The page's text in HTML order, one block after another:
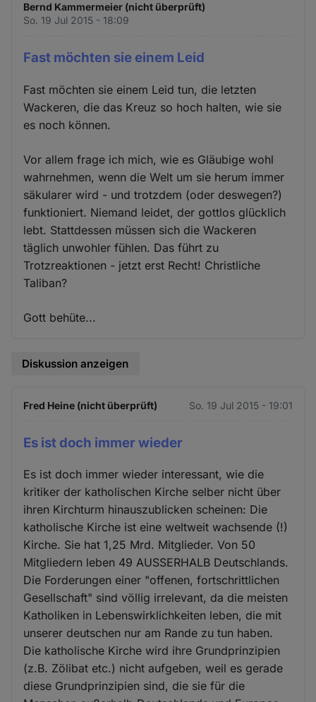
Bernd Kammermeier (nicht überprüft)
So. 19 Jul 2015 - 18:09
Fast möchten sie einem Leid
Fast möchten sie einem Leid tun, die letzten
Wackeren, die das Kreuz so hoch halten, wie sie
es noch können.
Vor allem frage ich mich, wie es Gläubige wohl
wahrnehmen, wenn die Welt um sie herum immer
säkularer wird - und trotzdem (oder deswegen?)
funktioniert. Niemand leidet, der gottlos glücklich
lebt. Stattdessen müssen sich die Wackeren
täglich unwohler fühlen. Das führt zu
Trotzreaktionen - jetzt erst Recht! Christliche
Taliban?
Gott behüte...
Diskussion anzeigen
Fred Heine (nicht überprüft) So. 19 Jul 2015 - 19:01
Es ist doch immer wieder
Es ist doch immer wieder interessant, wie die
kritiker der katholischen Kirche selber nicht über
ihren Kirchturm hinauszublicken scheinen: Die
katholische Kirche ist eine weltweit wachsende (!)
Kirche. Sie hat 1,25 Mrd. Mitglieder. Von 50
Mitgliedern leben 49 AUSSERHALB Deutschlands.
Die Forderungen einer "offenen, fortschrittlichen
Gesellschaft" sind völlig irrelevant, da die meisten
Katholiken in Lebenswirklichkeiten leben, die mit
unserer deutschen nur am Rande zu tun haben.
Die katholische Kirche wird ihre Grundprinzipien
(z.B. Zölibat etc.) nicht aufgeben, weil es gerade
diese Grundprinzipien sind, die sie für die